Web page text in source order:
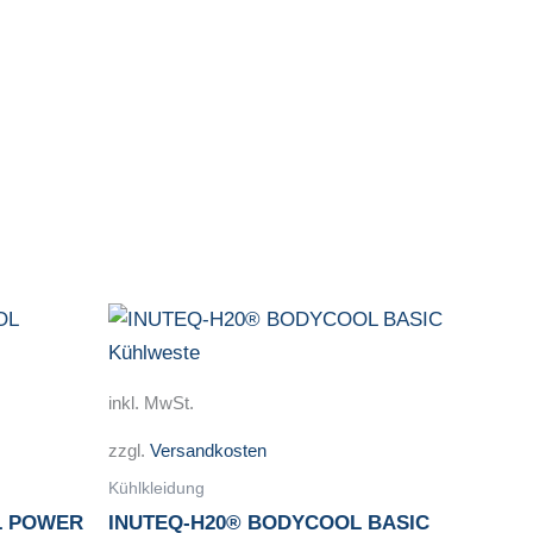
POWER
inkl. MwSt.
zzgl. Versandkosten
Kühlkleidung
INUTEQ-H20® BODYCOOL BASIC
Dieses
Die